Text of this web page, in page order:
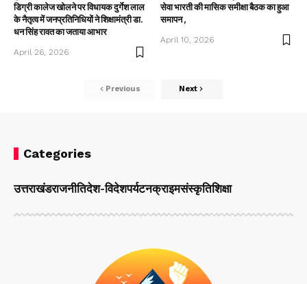
डिग्री कालेज खोलने पर विधायक दुर्गेश लाल
के नैतृत्व में जनप्रतिनिधियों ने शिक्षामंत्री डा.
धन सिंह रावत का जताया आभार
April 26, 2026
सेवा भारती की मासिक समीक्षा बैठक का हुआ
समापन ,
April 10, 2026
Previous Next
Categories
उत्तराखंडराजनीतिदेश-विदेशपर्यटनक्राइमसंस्कृतिशिक्षा